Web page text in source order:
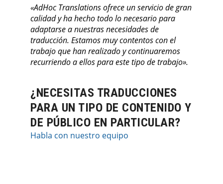
«AdHoc Translations ofrece un servicio de gran
calidad y ha hecho todo lo necesario para
adaptarse a nuestras necesidades de
traducción. Estamos muy contentos con el
trabajo que han realizado y continuaremos
recurriendo a ellos para este tipo de trabajo».
¿NECESITAS TRADUCCIONES
PARA UN TIPO DE CONTENIDO Y
DE PÚBLICO EN PARTICULAR?
Habla con nuestro equipo